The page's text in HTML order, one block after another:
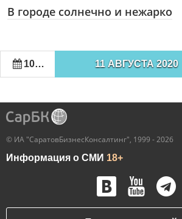
В городе солнечно и нежарко
10 АВГУСТА 2020 11 АВГУСТА 2020
© ИА "СаратовБизнесКонсалтинг", 1999 - 2026
Информация о СМИ 18+